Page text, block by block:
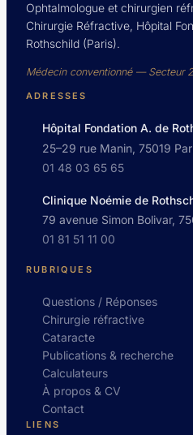
Ophtalmologue et chirurgien
Chirurgie Réfractive, Hôpital
Rothschild (Paris).
Médecin conventionné — Secteur 2
ADRESSES
Hôpital Fondation A. de
25–29 rue Manin, 75019
01 48 03 65 65
Clinique Noémie de
79 avenue Simon Bolivar,
01 81 51 11 00
RUBRIQUES
Questions / Réponses
Chirurgie réfractive
Cataracte
Publications & recherche
Calculateurs
À propos & CV
Contact
LIENS